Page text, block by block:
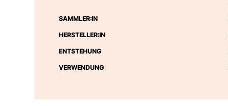
SAMMLER:IN
HERSTELLER:IN
ENTSTEHUNG
VERWENDUNG